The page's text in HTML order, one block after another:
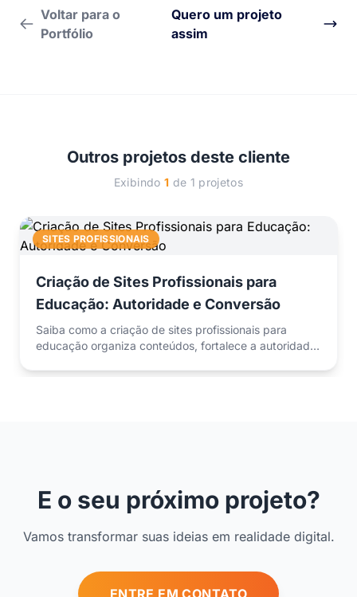
Voltar para o
Portfólio
Quero um projeto
assim
Outros projetos deste cliente
Exibindo 1 de 1 projetos
SITES PROFISSIONAIS
Criação de Sites Profissionais para
Educação: Autoridade e Conversão
Saiba como a criação de sites profissionais para
educação organiza conteúdos, fortalece a autoridade
E o seu próximo projeto?
Vamos transformar suas ideias em realidade digital.